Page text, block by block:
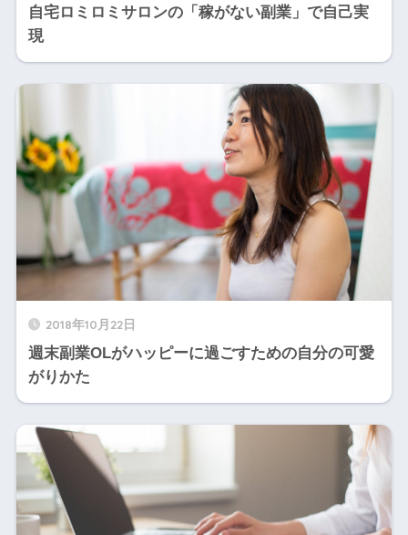
自宅ロミロミサロンの「稼がない副業」で自己実
現
2018年10月22日
週末副業OLがハッピーに過ごすための自分の可愛
がりかた